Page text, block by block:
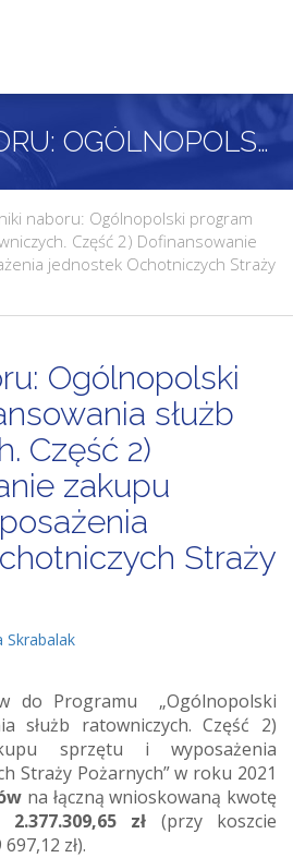
WYNIKI NABORU: OGÓLNOPOLSKI PROGRAM FINANSOWANIA SŁUŻB RATOWNICZYCH. CZĘŚĆ 2) DOFINANSOWANIE ZAKUPU SPRZĘTU I WYPOSAŻENIA JEDNOSTEK OCHOTNICZYCH STRAŻY POŻARNYCH
naboru: Ogólnopolski program
Część 2) Dofinansowanie
jednostek Ochotniczych Straży
Ogólnopolski
służb
Część 2)
zakupu
Straży
Skrabalak
do Programu „Ogólnopolski
służb ratowniczych. Część 2)
sprzętu i wyposażenia
Straży Pożarnych” w roku 2021
na łączną wnioskowaną kwotę
2.377.309,65 zł (przy koszcie
zł).